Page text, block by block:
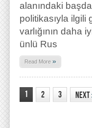
alanındaki
politikasıyla ilgili
varlığının daha
ünlü Rus
Read More »
1 2 3 Next